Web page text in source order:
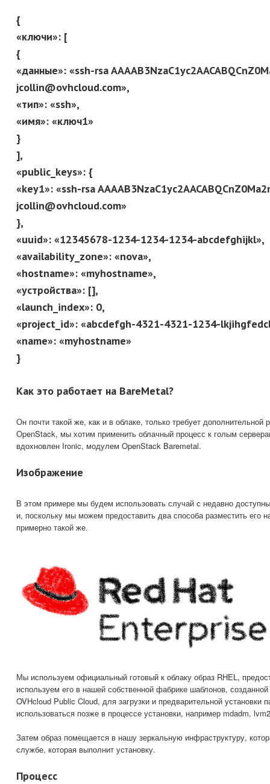
{
«ключи»: [
{
«данные»: «ssh-rsa
jcollin@ovhcloud.com»,
«тип»: «ssh»,
«имя»: «ключ1»
}
],
«public_keys»: {
«key1»: «ssh-rsa
jcollin@ovhcloud.com»
},
«uuid»: «12345678-1234-1234-1234-abcdefghijkl»,
«availability_zone»: «nova»,
«hostname»: «myhostname»,
«устройства»: [],
«launch_index»: 0,
«project_id»: «abcdefgh-4321-4321-1234-
«name»: «myhostname»
}
Как это работает на BareMetal?
Он почти такой же, как и в облаке, только требует дополнительной
OpenStack, мы хотим применить облачный процесс к голым
вдохновлен Ironic, модулем OpenStack Baremetal.
Изображение
В этом примере мы будем использовать случай с недавно
и, поскольку мы можем предоставить два способа разместить его
примерно такой же.
Мы используем официальный готовый к облаку образ RHEL,
используем его в нашей собственной фабрике шаблонов,
OVHcloud Public Cloud, для загрузки и предварительной установки
использоваться позже в процессе установки, например mdadm,
Затем образ помещается в нашу зеркальную инфраструктуру,
службе, которая выполнит установку.
Процесс